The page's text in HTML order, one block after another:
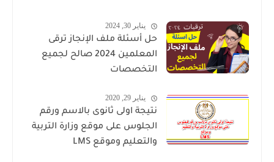
يناير 30, 2024
حل أسئلة ملف الإنجاز ترقى
المعلمين 2024 صالح لجميع
التخصصات
يناير 29, 2020
نتيجة اولى ثانوى بالاسم ورقم
الجلوس على موقع وزارة التربية
والتعليم وموقع LMS